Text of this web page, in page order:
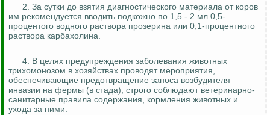
2. За сутки до взятия диагностического материала от коров
им рекомендуется вводить подкожно по 1,5 - 2 мл 0,5-
процентого водного раствора прозерина или 0,1-процентного
раствора карбахолина.
4. В целях предупреждения заболевания животных
трихомонозом в хозяйствах проводят мероприятия,
обеспечивающие предотвращение заноса возбудителя
инвазии на фермы (в стада), строго соблюдают ветеринарно-
санитарные правила содержания, кормления животных и
ухода за ними.